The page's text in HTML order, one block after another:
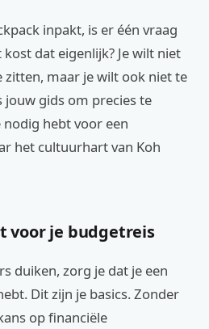
inpakt, is er één vraag
dat eigenlijk? Je wilt niet
maar je wilt ook niet te
jouw gids om precies te
nodig hebt voor een
het cultuurhart van Koh
voor je budgetreis
duiken, zorg je dat je een
Dit zijn je basics. Zonder
op financiële